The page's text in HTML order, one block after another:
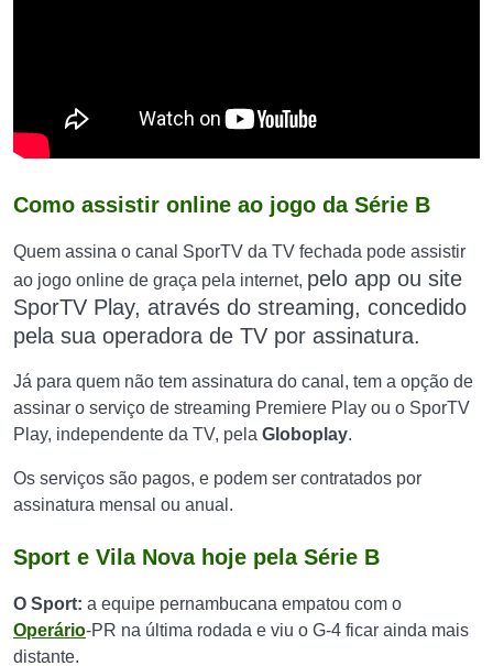
Como assistir online ao jogo da Série B
Quem assina o canal SporTV da TV fechada pode assistir
ao jogo online de graça pela internet, pelo app ou site
SporTV Play, através do streaming, concedido
pela sua operadora de TV por assinatura.
Já para quem não tem assinatura do canal, tem a opção de
assinar o serviço de streaming Premiere Play ou o SporTV
Play, independente da TV, pela Globoplay.
Os serviços são pagos, e podem ser contratados por
assinatura mensal ou anual.
Sport e Vila Nova hoje pela Série B
O Sport: a equipe pernambucana empatou com o
Operário-PR na última rodada e viu o G-4 ficar ainda mais
distante.